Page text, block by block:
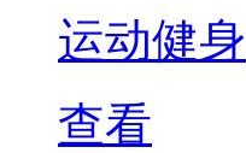
运动健身
查看